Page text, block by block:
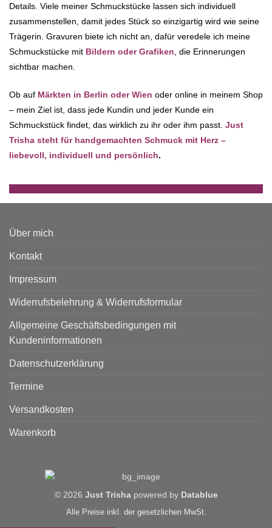
Details. Viele meiner Schmuckstücke lassen sich individuell
zusammenstellen, damit jedes Stück so einzigartig wird wie seine
Trägerin. Gravuren biete ich nicht an, dafür veredele ich meine
Schmuckstücke mit Bildern oder Grafiken , die Erinnerungen
sichtbar machen.
Ob auf Märkten in Berlin oder Wien oder online in meinem Shop
– mein Ziel ist, dass jede Kundin und jeder Kunde ein
Schmuckstück findet, das wirklich zu ihr oder ihm passt. Just
Trisha steht für handgemachten Schmuck mit Herz –
liebevoll, individuell und persönlich.
Über mich
Kontakt
Impressum
Widerrufsbelehrung & Widerrufsformular
Allgemeine Geschäftsbedingungen mit
Kundeninformationen
Datenschutzerklärung
Termine
Versandkosten
Warenkorb
© 2026 Just Trishapowered by Datablue
Alle Preise inkl. der gesetzlichen MwSt.